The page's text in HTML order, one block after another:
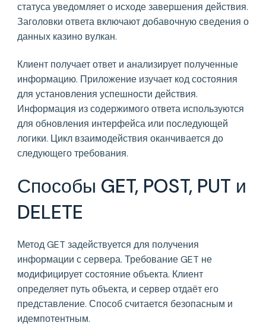
статуса уведомляет о исходе завершения действия.
Заголовки ответа включают добавочную сведения о
данных казино вулкан.
Клиент получает ответ и анализирует полученные
информацию. Приложение изучает код состояния
для установления успешности действия.
Информация из содержимого ответа используются
для обновления интерфейса или последующей
логики. Цикл взаимодействия оканчивается до
следующего требования.
Способы GET, POST, PUT и
DELETE
Метод GET задействуется для получения
информации с сервера. Требование GET не
модифицирует состояние объекта. Клиент
определяет путь объекта, и сервер отдаёт его
представление. Способ считается безопасным и
идемпотентным.